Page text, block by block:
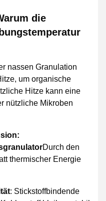
die
nassen Granulation
um organische
Hitze kann eine
nützliche Mikroben
Durch den
thermischer Energie
: Stickstoffbindende